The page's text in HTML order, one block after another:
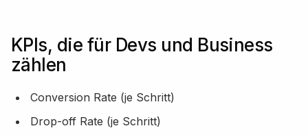
KPIs, die für Devs und Business
zählen
Conversion Rate (je Schritt)
Drop-off Rate (je Schritt)